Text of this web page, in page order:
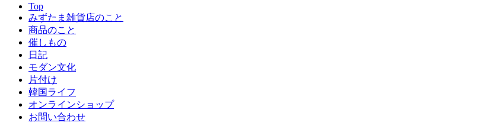
Top
みずたま雑貨店のこと
商品のこと
催しもの
日記
モダン文化
片付け
韓国ライフ
オンラインショップ
お問い合わせ